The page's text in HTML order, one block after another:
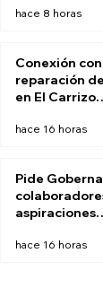
hace 8 horas
Conexión con
reparación
en El Carrizo
suministro de
hace 16 horas
Pide
aspiraciones
la próxima
hace 16 horas